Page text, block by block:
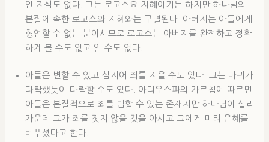
인 지식도 없다. 그는 로고스요 지혜이기는 하지만 하나님의
본질에 속한 로고스와 지혜와는 구별된다. 아버지는 아들에게
형언할 수 없는 분이시므로 로고스는 아버지를 완전하고 정확
하게 볼 수도 없고 알 수도 없다.
아들은 변할 수 있고 심지어 죄를 지을 수도 있다. 그는 마귀가
타락했듯이 타락할 수도 있다. 아리우스파의 가르침에 따르면
아들은 본질적으로 죄를 범할 수 있는 존재지만 하나님이 섭리
가운데 그가 죄를 짓지 않을 것을 아시고 그에게 미리 은혜를
베푸셨다고 한다.